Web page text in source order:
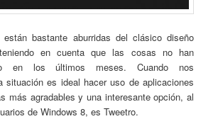
están bastante aburridas del clásico diseño
en cuenta que las cosas no han
en los últimos meses. Cuando nos
situación es ideal hacer uso de aplicaciones
más agradables y una interesante opción, al
de Windows 8, es Tweetro.